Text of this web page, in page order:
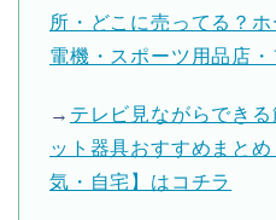
所・どこに売ってる？
電機・スポーツ用品店・
→ テレビ見ながらでき
ット器具おすすめまと
気・自宅】はコチラ